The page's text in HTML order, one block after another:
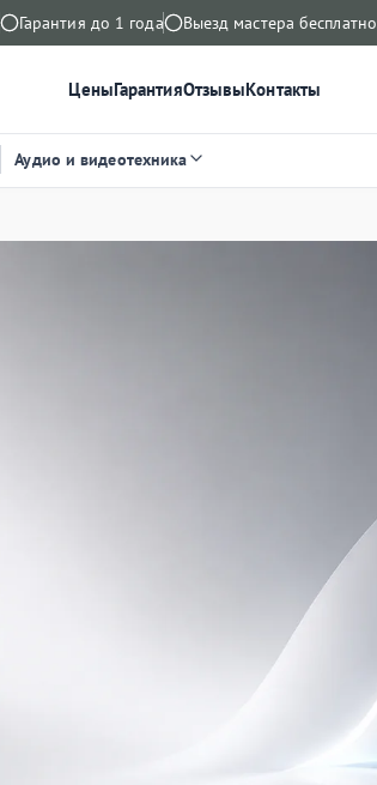
Гарантия до 1 года Выезд мастера бесплатно
ЦеныГарантияОтзывыКонтакты
Аудио и видеотехника